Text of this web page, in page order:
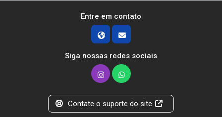
Entre em contato
Siga nossas redes sociais
Contate o suporte do site